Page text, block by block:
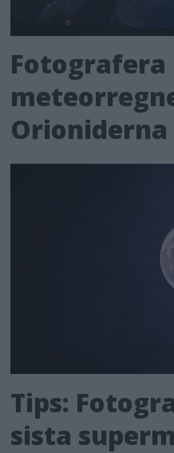
Fotografera
Orioniderna
Tips:
sista